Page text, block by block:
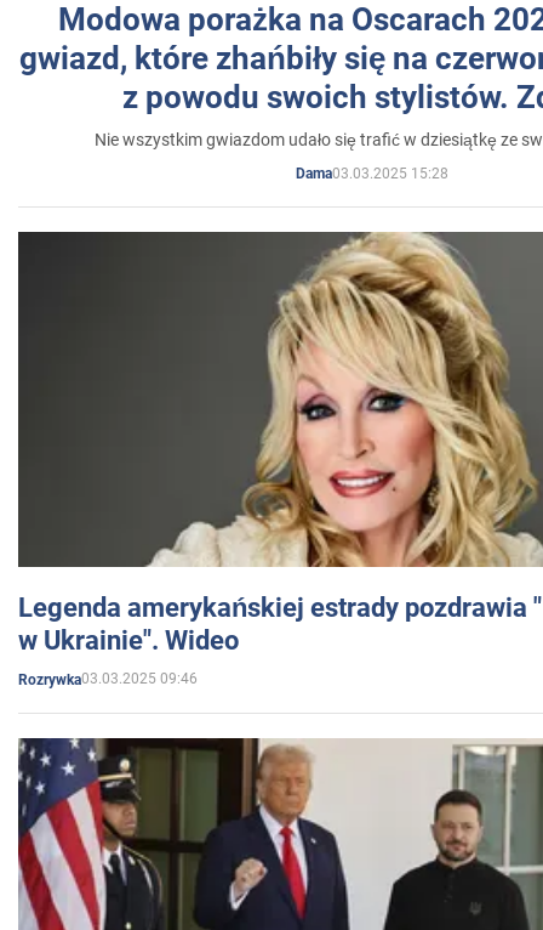
Modowa porażka na Oscarach
gwiazd, które zhańbiły się na
z powodu swoich stylistów.
Nie wszystkim gwiazdom udało się trafić w dziesiątkę ze
Dama03.03.2025 15:28
Legenda amerykańskiej estrady pozdrawia
w Ukrainie". Wideo
Rozrywka03.03.2025 09:46